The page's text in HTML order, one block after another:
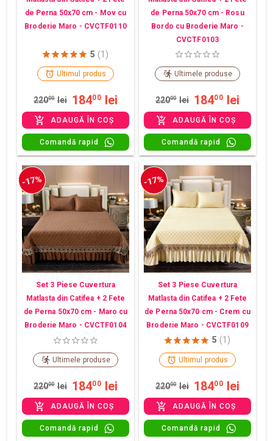
de Perna 50x70 cm - Mov cu
Broderie Maro - CVCTF0110
5 (1)
Ultimul produs
22000 lei 18400 lei
ADAUGĂ ÎN COȘ
Comandă rapid
de Perna 50x70 cm - Rosu
Bordo cu Broderie Maro -
CVCTF0103
Ultimele produse
22000 lei 18400 lei
ADAUGĂ ÎN COȘ
Comandă rapid
-17%
Set 3 Piese Cuvertura
Matlasta din Catifea + 2 Fete
de Perna 50x70 cm - Maro cu
Broderie Maro - CVCTF0104
Ultimele produse
22000 lei 18400 lei
ADAUGĂ ÎN COȘ
Comandă rapid
-17%
Set 3 Piese Cuvertura
Matlasta din Catifea + 2 Fete
de Perna 50x70 cm - Crem cu
Broderie Maro - CVCTF0109
5 (1)
Ultimul produs
22000 lei 18400 lei
ADAUGĂ ÎN COȘ
Comandă rapid